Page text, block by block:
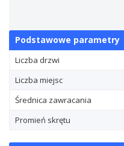
Podstawowe parametry
Liczba drzwi
Liczba miejsc
Średnica zawracania
Promień skrętu